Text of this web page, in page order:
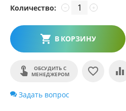
Количество: +
−
В КОРЗИНУ
ОБСУДИТЬ С
МЕНЕДЖЕРОМ
Задать вопрос